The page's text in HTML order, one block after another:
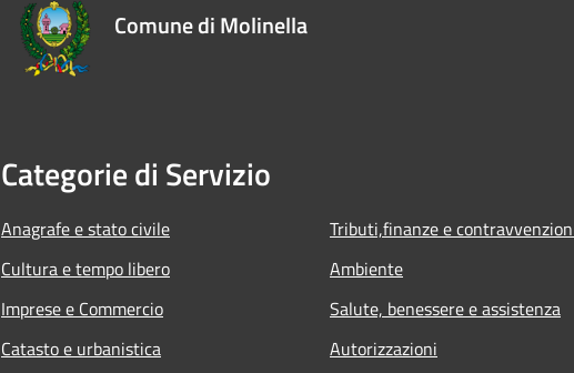
Comune di Molinella
Categorie di Servizio
Anagrafe e stato civile
Cultura e tempo libero
Imprese e Commercio
Catasto e urbanistica
Tributi,finanze e
Ambiente
Salute, benessere e assistenza
Autorizzazioni